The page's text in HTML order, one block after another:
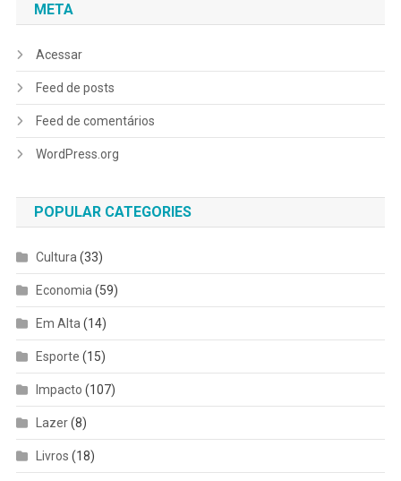
META
Acessar
Feed de posts
Feed de comentários
WordPress.org
POPULAR CATEGORIES
Cultura (33)
Economia (59)
Em Alta (14)
Esporte (15)
Impacto (107)
Lazer(8)
Livros (18)